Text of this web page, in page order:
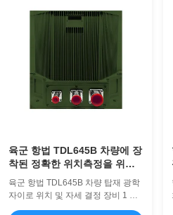
밀도의 관성 단위 장비를 위한 육상
및 항공 무기 플랫폼의 요구를 충족
언급 자이로스코프 성능 표시기 제로
편향 표시기 0편...
육군 항법 TDL645B 차량에 장
착된 정확한 위치측정을 위한
광학 지로 위치 및 방향화 장비
육군 항법 TDL645B 차량 탑재 광학
자이로 위치 및 자세 결정 장비 1 소
개 레이저 또는 광섬유 자이로와 석